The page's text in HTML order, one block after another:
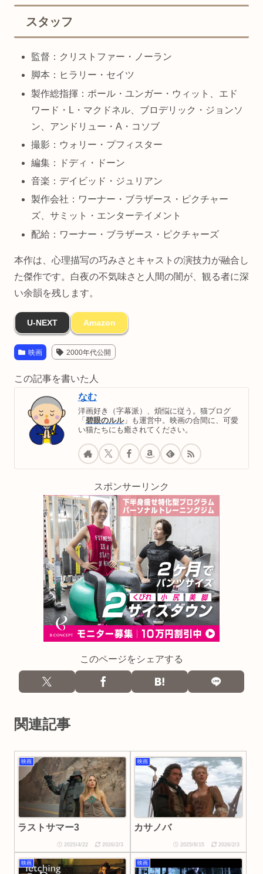
スタッフ
監督：クリストファー・ノーラン
脚本：ヒラリー・セイツ
製作総指揮：ポール・ユンガー・ウィット、エド
ワード・L・マクドネル、ブロデリック・ジョンソ
ン、アンドリュー・A・コソブ
撮影：ウォリー・プフィスター
編集：ドディ・ドーン
音楽：デイビッド・ジュリアン
製作会社：ワーナー・ブラザース・ピクチャー
ズ、サミット・エンターテイメント
配給：ワーナー・ブラザース・ピクチャーズ
本作は、心理描写の巧みさとキャストの演技力が融合し
た傑作です。白夜の不気味さと人間の闇が、観る者に深
い余韻を残します。
U-NEXT Amazon
映画 2000年代公開
この記事を書いた人
なむ
洋画好き（字幕派）、煩悩に従う。猫ブログ
「 碧眼のルル」も運営中。映画の合間に、可愛
い猫たちにも癒されてください。
スポンサーリンク
このページをシェアする
関連記事
映画
ラストサマー3
2025/4/22 2026/2/3
映画
カサノバ
2025/8/15 2026/2/3
映画 映画